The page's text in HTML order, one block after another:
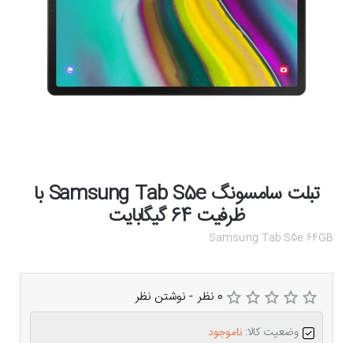
تبلت سامسونگ Samsung Tab S5e با
ظرفیت 64 گیگابایت
Samsung Tab S5e 64GB
وضعیت کالا: ناموجود
0 نظر - نوشتن نظر